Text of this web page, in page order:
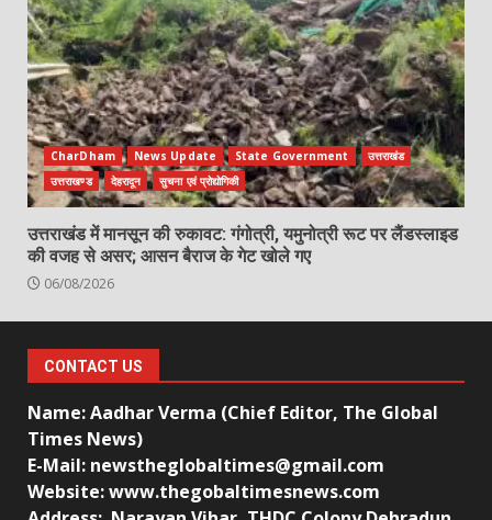
CharDham News Update State Government
उत्तराखंड
उत्तराखण्ड
देहरादून सुचना एवं प्रोद्योगिकी
उत्तराखंड में मानसून की रुकावट: गंगोत्री, यमुनोत्री रूट पर लैंडस्लाइड
की वजह से असर; आसन बैराज के गेट खोले गए
06/08/2026
CONTACT US
Name: Aadhar Verma (Chief Editor, The Global
Times News)
E-Mail: newstheglobaltimes@gmail.com
Website: www.thegobaltimesnews.com